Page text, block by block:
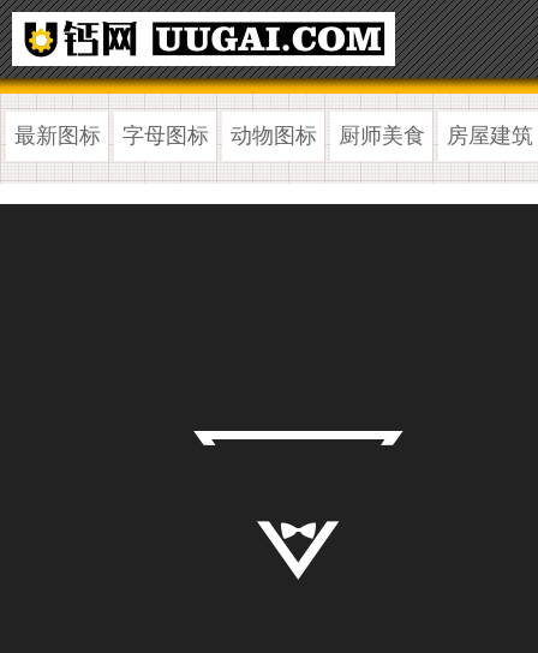
最新图标 字母图标 动物图标 厨师美食 房屋建筑